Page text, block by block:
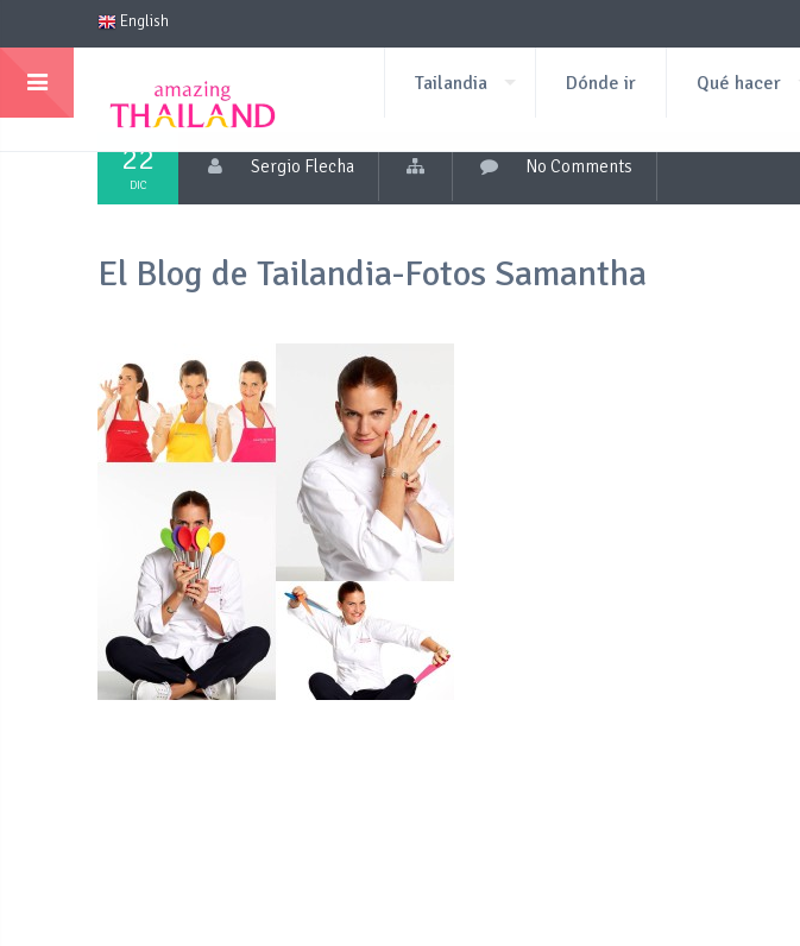
English
Tailandia Dónde ir Qué hacer
22
DIC
Sergio Flecha No Comments
El Blog de Tailandia-Fotos Samantha